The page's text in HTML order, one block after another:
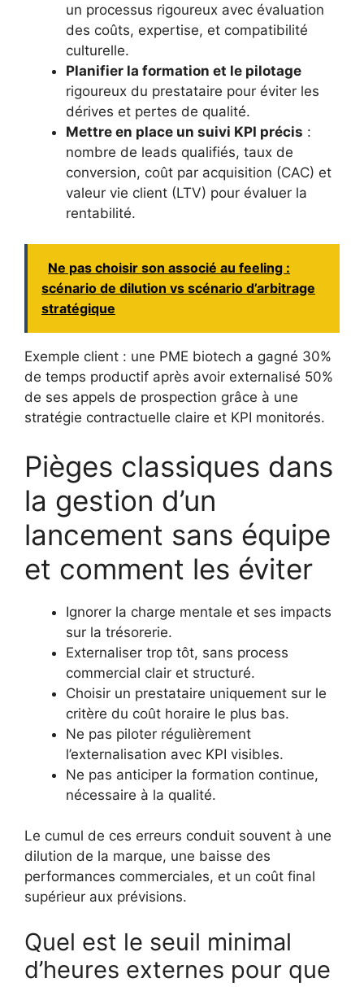
un processus rigoureux avec évaluation
des coûts, expertise, et compatibilité
culturelle.
Planifier la formation et le pilotage
rigoureux du prestataire pour éviter les
dérives et pertes de qualité.
Mettre en place un suivi KPI précis :
nombre de leads qualifiés, taux de
conversion, coût par acquisition (CAC) et
valeur vie client (LTV) pour évaluer la
rentabilité.
Ne pas choisir son associé au feeling :
scénario de dilution vs scénario d’arbitrage
stratégique
Exemple client : une PME biotech a gagné 30%
de temps productif après avoir externalisé 50%
de ses appels de prospection grâce à une
stratégie contractuelle claire et KPI monitorés.
Pièges classiques dans
la gestion d’un
lancement sans équipe
et comment les éviter
Ignorer la charge mentale et ses impacts
sur la trésorerie.
Externaliser trop tôt, sans process
commercial clair et structuré.
Choisir un prestataire uniquement sur le
critère du coût horaire le plus bas.
Ne pas piloter régulièrement
l’externalisation avec KPI visibles.
Ne pas anticiper la formation continue,
nécessaire à la qualité.
Le cumul de ces erreurs conduit souvent à une
dilution de la marque, une baisse des
performances commerciales, et un coût final
supérieur aux prévisions.
Quel est le seuil minimal
d’heures externes pour que